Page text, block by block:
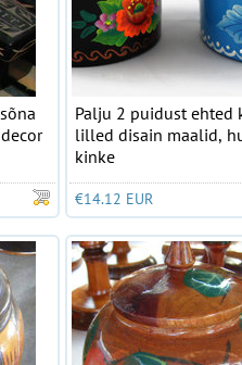
Palju 2 puidust ehted
lilled disain maalid,
kinke
€14.12 EUR